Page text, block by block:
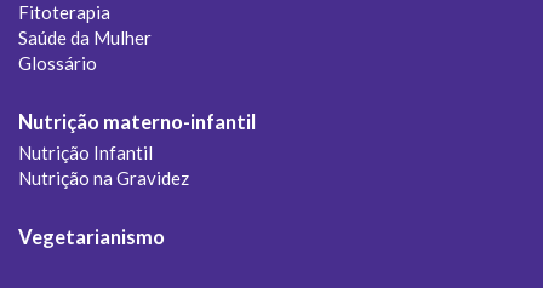
Fitoterapia
Saúde da Mulher
Glossário
Nutrição materno-infantil
Nutrição Infantil
Nutrição na Gravidez
Vegetarianismo